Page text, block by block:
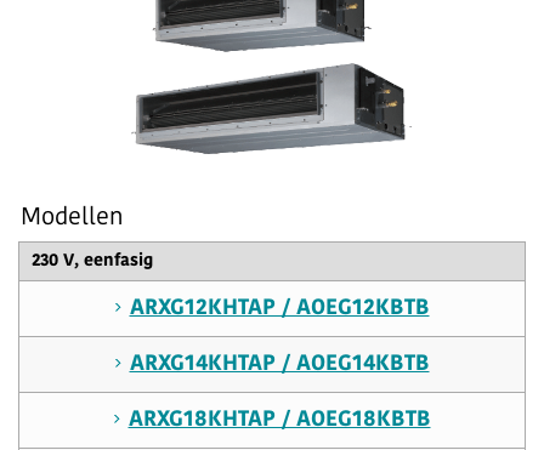
Modellen
230 V, eenfasig
ARXG12KHTAP / AOEG12KBTB
ARXG14KHTAP / AOEG14KBTB
ARXG18KHTAP / AOEG18KBTB